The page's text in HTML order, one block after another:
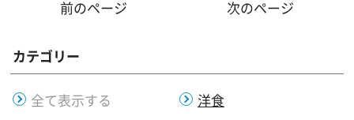
前のページ 次のページ
カテゴリー
全て表示する
洋食